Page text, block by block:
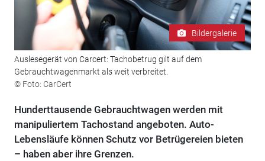
Bildergalerie
Auslesegerät von Carcert: Tachobetrug gilt auf dem
Gebrauchtwagenmarkt als weit verbreitet.
© Foto: CarCert
Hunderttausende Gebrauchtwagen werden mit
manipuliertem Tachostand angeboten. Auto-
Lebensläufe können Schutz vor Betrügereien bieten
– haben aber ihre Grenzen.